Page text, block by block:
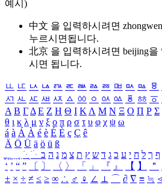
예시)
中文 을 입력하시려면 zhongwen
누르시면됩니다.
北京 을 입력하시려면 beijing을
시면 됩니다.
ㅥ ㅦ ㅧ ㅨ ㅩ ㅪ ㅫ ㅬ ㅭ ㅮ ㅯ ㅰ ㅱ
ㅺ ㅻ ㅼ ㅽ ㅾ ㅿ ㆀ ㆁ ㆂ ㆃ ㆄ ㆅ ㆆ
Α Β ΓΔ Ε Ζ Η Θ Ι ΚΛ Μ Ν Ξ Ο Π Ρ Σ
θ ι κ λ μ ν ξ ο π ρ σ τ υ φ χ ψ ω
á à Á À é è É È ç Ç ê
Ä Ö Ü ä ö ü ß
ִֶֹ ֻּ ׁׂ ף ך ל ח י ע כ ג ד ש ץ ת צ מ נ ה ב
‘ ’ “ ” 〔 〕 〈 〉 「 」 『 』 【 】 ＂
± × ÷ ≠ ≤ ≥ ∞ ∴ ♂ ♀ ∠ ⊥ ⌒ ∂ ∇ ≡ ≒